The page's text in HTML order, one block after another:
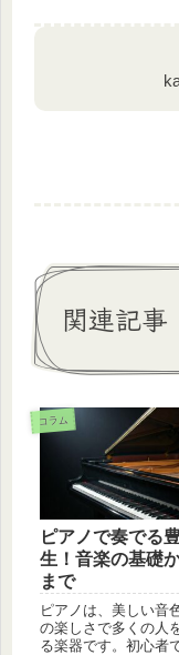
関連記事
コラム
ピアノで奏でる
生！音楽の基礎
まで
ピアノは、美しい音
の楽しさで多くの人
る楽器です。初心者